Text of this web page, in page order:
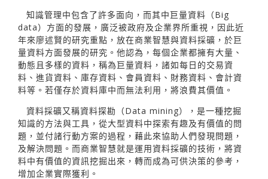
知識管理中包含了許多面向，而其中巨量資料（Big
data）方面的發展，廣泛被政府及企業界所重視，因此近
年來廖述賢的研究重點，放在商業智慧與資料採礦，於巨
量資料方面發展的研究。他認為，每個企業都擁有大量、
動態且多樣的資料，稱為巨量資料，諸如每日的交易資
料、進貨資料、庫存資料、會員資料、財務資料、會計資
料等。若僅存於資料庫中而無法利用，將浪費其價值。
資料採礦又稱資料探勘（Data mining），是一種挖掘
知識的方法與工具，從大型資料中探索有趣及有價值的問
題，並付諸行動方案的過程，藉此來協助人們發現問題，
及解決問題。而商業智慧就是運用資料採礦的技術，將資
料中有價值的資訊挖掘出來，轉而成為可供決策的參考，
增加企業實際獲利。